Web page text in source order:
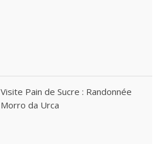
Visite Pain de Sucre : Randonnée
Morro da Urca